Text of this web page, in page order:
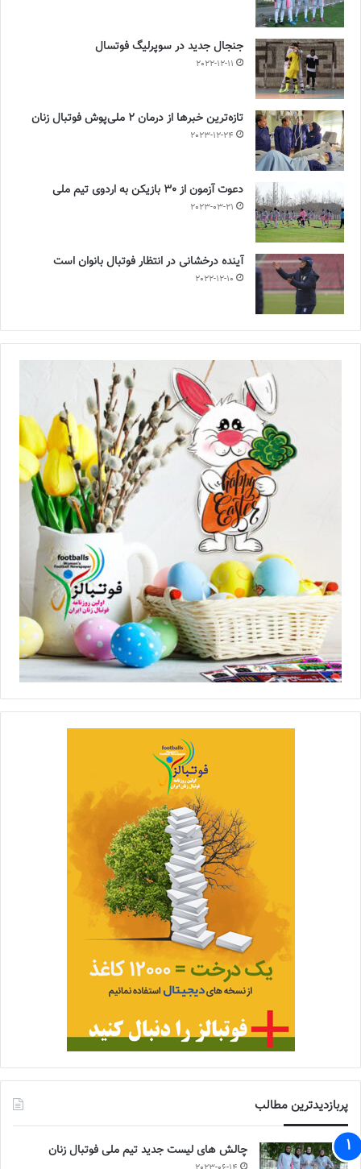
جنجال جدید در سوپرلیگ فوتسال
2022-12-11
تازه‌ترین خبرها از درمان ۲ ملی‌پوش فوتبال زنان
2023-12-24
دعوت آزمون از 30 بازیکن به اردوی تیم ملی
2023-03-21
آینده درخشانی در انتظار فوتبال بانوان است
2022-12-10
پربازدیدترین مطالب
چالش هاى ليست جدید تيم ملى فوتبال زنان